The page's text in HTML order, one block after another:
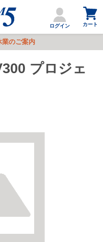
ログイン
カ
ー
ト
を
る
カート
業のご案内
プロジェ